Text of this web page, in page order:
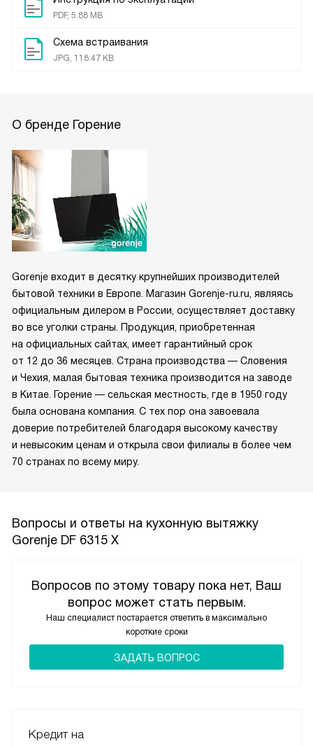
PDF, 5.88 MB
Схема встраивания
JPG, 118.47 KB
О бренде Горение
Gorenje входит в десятку крупнейших производителей
бытовой техники в Европе. Магазин Gorenje-ru.ru, являясь
официальным дилером в России, осуществляет доставку
во все уголки страны. Продукция, приобретенная
на официальных сайтах, имеет гарантийный срок
от 12 до 36 месяцев. Страна производства — Словения
и Чехия, малая бытовая техника производится на заводе
в Китае. Горение — сельская местность, где в 1950 году
была основана компания. С тех пор она завоевала
доверие потребителей благодаря высокому качеству
и невысоким ценам и открыла свои филиалы в более чем
70 странах по всему миру.
Вопросы и ответы на кухонную вытяжку
Gorenje DF 6315 X
Вопросов по этому товару пока нет, Ваш
вопрос может стать первым.
Наш специалист постарается ответить в максимально
короткие сроки
ЗАДАТЬ ВОПРОС
Кредит на